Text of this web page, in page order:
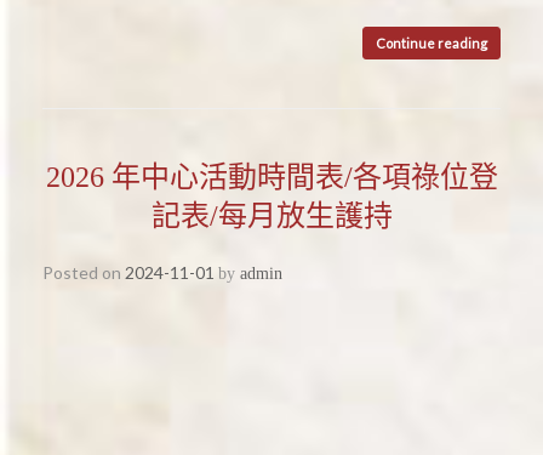
Continue reading
2026 年中心活動時間表/各項祿位登
記表/每月放生護持
Posted on 2024-11-01 by admin